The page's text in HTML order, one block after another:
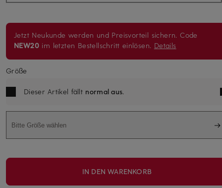
Jetzt Neukunde werden und Preisvorteil sichern. Code
NEW20 im letzten Bestellschritt einlösen. Details
Größe
Dieser Artikel fällt normal aus.
Bitte Größe wählen
IN DEN WARENKORB